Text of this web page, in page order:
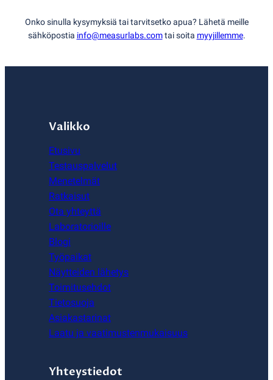
Onko sinulla kysymyksiä tai tarvitsetko apua? Lähetä meille
sähköpostia info@measurlabs.comtai soita myyjillemme.
Valikko
Etusivu
Testauspalvelut
Menetelmät
Ratkaisut
Ota yhteyttä
Laboratorioille
Blogi
Työpaikat
Näytteiden lähetys
Toimitusehdot
Tietosuoja
Asiakastarinat
Laatu ja vaatimustenmukaisuus
Yhteystiedot